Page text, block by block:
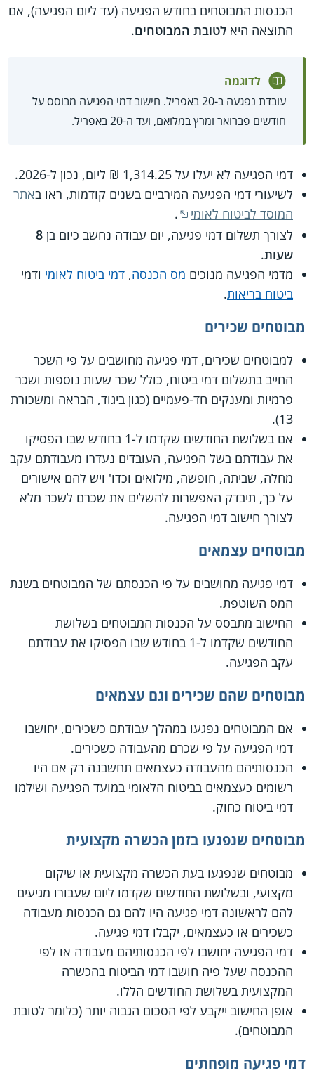
הכנסות המבוטחים בחודש הפגיעה (עד ליום הפגיעה), אם
התוצאה היא לטובת המבוטחים.
לדוגמה
עובדת נפגעה ב-20 באפריל. חישוב דמי הפגיעה מבוסס על
חודשים פברואר ומרץ במלואם, ועד ה-20 באפריל.
דמי הפגיעה לא יעלו על 1,314.25 ₪ ליום, נכון ל-2026.
לשיעורי דמי הפגיעה המירביים בשנים קודמות, ראו באתר
המוסד לביטוח לאומי
.
לצורך תשלום דמי פגיעה, יום עבודה נחשב כיום בן 8
שעות.
מדמי הפגיעה מנוכים מס הכנסה, דמי ביטוח לאומי ודמי
ביטוח בריאות.
מבוטחים שכירים
למבוטחים שכירים, דמי פגיעה מחושבים על פי השכר
החייב בתשלום דמי ביטוח, כולל שכר שעות נוספות ושכר
פרמיות ומענקים חד-פעמיים (כגון ביגוד, הבראה ומשכורת
13).
אם בשלושת החודשים שקדמו ל-1 בחודש שבו הפסיקו
את עבודתם בשל הפגיעה, העובדים נעדרו מעבודתם עקב
מחלה, שביתה, חופשה, מילואים וכדו' ויש להם אישורים
על כך, תיבדק האפשרות להשלים את שכרם לשכר מלא
לצורך חישוב דמי הפגיעה.
מבוטחים עצמאים
דמי פגיעה מחושבים על פי הכנסתם של המבוטחים בשנת
המס השוטפת.
החישוב מתבסס על הכנסות המבוטחים בשלושת
החודשים שקדמו ל-1 בחודש שבו הפסיקו את עבודתם
עקב הפגיעה.
מבוטחים שהם שכירים וגם עצמאים
אם המבוטחים נפגעו במהלך עבודתם כשכירים, יחושבו
דמי הפגיעה על פי שכרם מהעבודה כשכירים.
הכנסותיהם מהעבודה כעצמאים תחשבנה רק אם היו
רשומים כעצמאים בביטוח הלאומי במועד הפגיעה ושילמו
דמי ביטוח כחוק.
מבוטחים שנפגעו בזמן הכשרה מקצועית
מבוטחים שנפגעו בעת הכשרה מקצועית או שיקום
מקצועי, ובשלושת החודשים שקדמו ליום שעבורו מגיעים
להם לראשונה דמי פגיעה היו להם גם הכנסות מעבודה
כשכירים או כעצמאים, יקבלו דמי פגיעה.
דמי הפגיעה יחושבו לפי הכנסותיהם מעבודה או לפי
ההכנסה שעל פיה חושבו דמי הביטוח בהכשרה
המקצועית בשלושת החודשים הללו.
אופן החישוב ייקבע לפי הסכום הגבוה יותר (כלומר לטובת
המבוטחים).
דמי פגיעה מופחתים